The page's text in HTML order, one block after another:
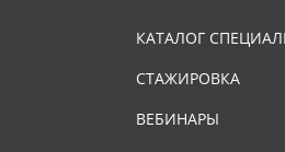
КАТАЛОГ
СТАЖИРОВКА
ВЕБИНАРЫ